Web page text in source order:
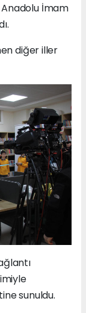
İmam
diğer iller
sunuldu.